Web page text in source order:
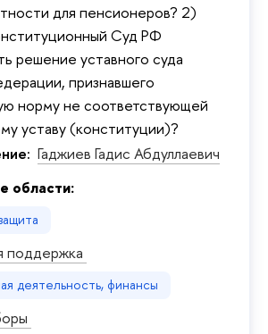
для пенсионеров? 2)
Суд РФ
решение уставного суда
признавшего
норму не соответствующей
уставу (конституции)?
Гаджиев Гадис Абдуллаевич
области:
поддержка
деятельность, финансы